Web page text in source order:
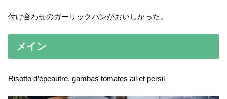
付け合わせのガーリックパンがおいしかった。
メイン
Risotto d’épeautre, gambas tomates ail et persil